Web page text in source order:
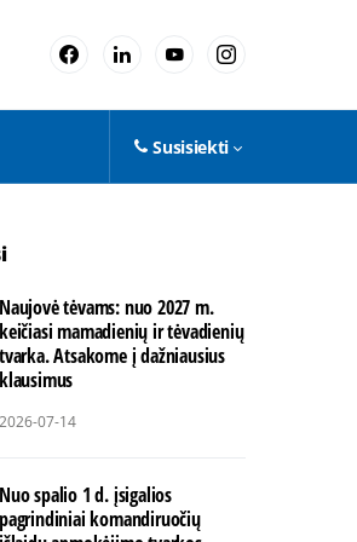
Susisiekti
Naujovė tėvams: nuo 2027 m.
keičiasi mamadienių ir tėvadienių
tvarka. Atsakome į dažniausius
klausimus
2026-07-14
Nuo spalio 1 d. įsigalios
pagrindiniai komandiruočių